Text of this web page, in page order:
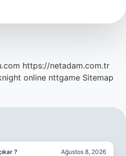
https://netadam.com.tr
online nttgame Sitemap
? Ağustos 8, 2026